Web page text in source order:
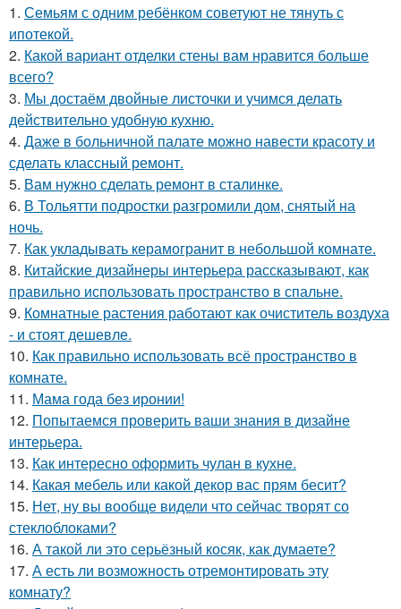
1. Семьям с одним ребёнком советуют не тянуть с
ипотекой.
2. Какой вариант отделки стены вам нравится больше
всего?
3. Мы достаём двойные листочки и учимся делать
действительно удобную кухню.
4. Даже в больничной палате можно навести красоту и
сделать классный ремонт.
5. Вам нужно сделать ремонт в сталинке.
6. В Тольятти подростки разгромили дом, снятый на
ночь.
7. Как укладывать керамогранит в небольшой комнате.
8. Китайские дизайнеры интерьера рассказывают, как
правильно использовать пространство в спальне.
9. Комнатные растения работают как очиститель воздуха
- и стоят дешевле.
10. Как правильно использовать всё пространство в
комнате.
11. Мама года без иронии!
12. Попытаемся проверить ваши знания в дизайне
интерьера.
13. Как интересно оформить чулан в кухне.
14. Какая мебель или какой декор вас прям бесит?
15. Нет, ну вы вообще видели что сейчас творят со
стеклоблоками?
16. А такой ли это серьёзный косяк, как думаете?
17. А есть ли возможность отремонтировать эту
комнату?